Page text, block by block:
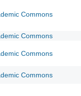
Commons
Commons
Commons
Commons